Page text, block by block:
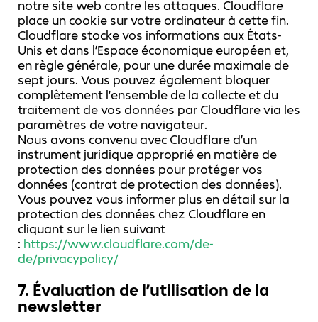
notre site web contre les attaques. Cloudflare
place un cookie sur votre ordinateur à cette fin.
Cloudflare stocke vos informations aux États-
Unis et dans l’Espace économique européen et,
en règle générale, pour une durée maximale de
sept jours. Vous pouvez également bloquer
complètement l’ensemble de la collecte et du
traitement de vos données par Cloudflare via les
paramètres de votre navigateur.
Nous avons convenu avec Cloudflare d’un
instrument juridique approprié en matière de
protection des données pour protéger vos
données (contrat de protection des données).
Vous pouvez vous informer plus en détail sur la
protection des données chez Cloudflare en
cliquant sur le lien suivant
: https://www.cloudflare.com/de-
de/privacypolicy/
7. Évaluation de l’utilisation de la
newsletter